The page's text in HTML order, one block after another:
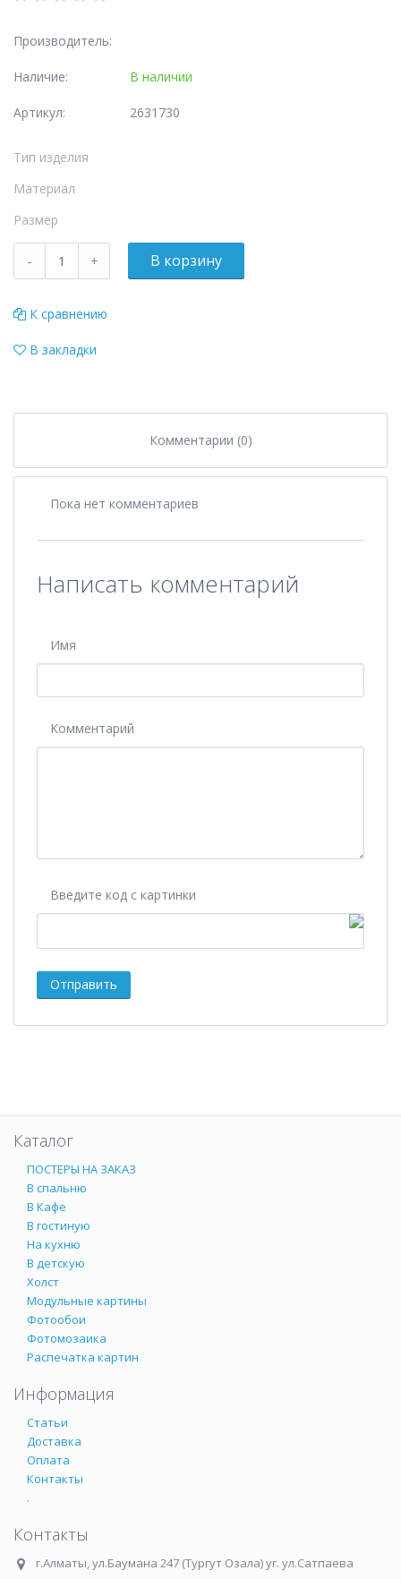
Производитель:
Наличие: В наличии
Артикул: 2631730
Тип изделия
Материал
Размер
К сравнению
В закладки
Комментарии (0)
Пока нет комментариев
Написать комментарий
Имя
Комментарий
Введите код с картинки
Каталог
ПОСТЕРЫ НА ЗАКАЗ
В спальню
В Кафе
В гостиную
На кухню
В детскую
Холст
Модульные картины
Фотообои
Фотомозаика
Распечатка картин
Информация
Статьи
Доставка
Оплата
Контакты
.
Контакты
г.Алматы,ул.Баумана 247 (Тургут Озала) уг. ул.Сатпаева